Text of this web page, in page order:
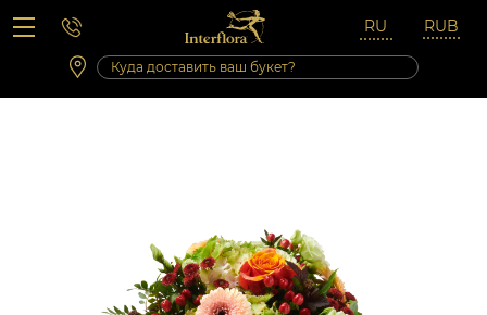
Вопросы-ответы
Сб 10:00 ‐ 14:00
Выходные и праздничные дни